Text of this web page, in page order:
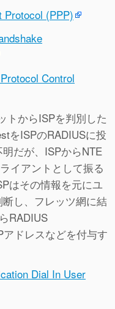
Protocol (PPP)
Control
トからISPを判別した
をISPのRADIUSに投
だが、ISPからNTE
イアントとして振る
はその情報を元にユ
し、フレッツ網に結
RADIUS
ドレスなどを付与す
Dial In User